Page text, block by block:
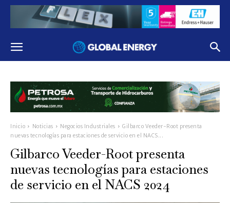
Inicio Noticias Negocios Industriales
Gilbarco Veeder-Root presenta
nuevas tecnologías para estaciones de servicio en el NACS...
Gilbarco Veeder-Root presenta
nuevas tecnologías para estaciones
de servicio en el NACS 2024